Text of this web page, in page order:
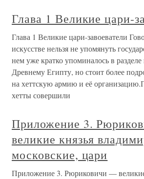
Глава 1 Великие цари-
Глава 1 Великие цари-завоеватели
искусстве нельзя не упомянуть
нем уже кратко упоминалось в
Древнему Египту, но стоит более
на хеттскую армию и её
хетты совершили
Приложение 3.
великие князья
московские, цари
Приложение 3. Рюриковичи —